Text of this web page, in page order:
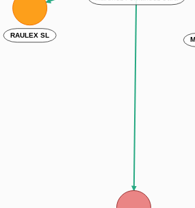
Martinez Fernandez Sara
RAULEX SL